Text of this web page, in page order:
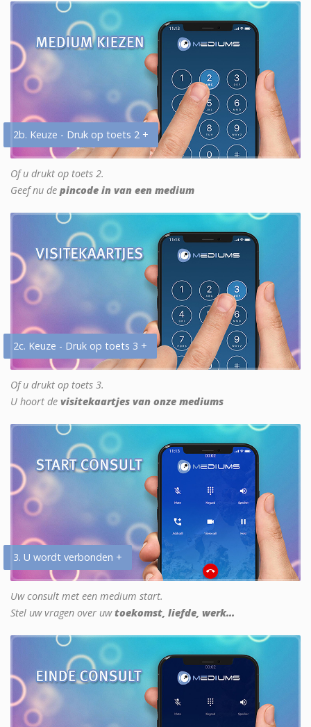
2b. Keuze - Druk op toets 2 +
Of u drukt op toets 2.
Geef nu de pincode in van een medium
2c. Keuze - Druk op toets 3 +
Of u drukt op toets 3.
U hoort de visitekaartjes van onze mediums
3. U wordt verbonden +
Uw consult met een medium start.
Stel uw vragen over uwtoekomst, liefde, werk...